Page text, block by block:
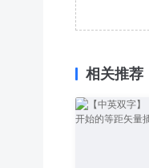
相关推荐